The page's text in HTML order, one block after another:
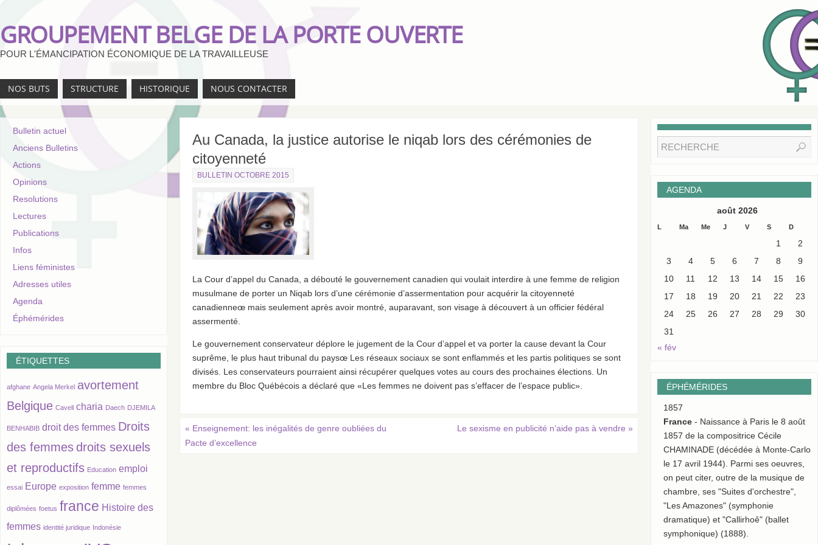
GROUPEMENT BELGE DE LA PORTE OUVERTE
POUR L'ÉMANCIPATION ÉCONOMIQUE DE LA TRAVAILLEUSE
NOS BUTS STRUCTURE HISTORIQUE NOUS CONTACTER
Au Canada, la justice autorise le niqab lors des cérémonies de
citoyenneté
BULLETIN OCTOBRE 2015
La Cour d’appel du Canada, a débouté le gouvernement canadien qui voulait interdire à une femme de religion
musulmane de porter un Niqab lors d’une cérémonie d’assermentation pour acquérir la citoyenneté
canadienneœ mais seulement après avoir montré, auparavant, son visage à découvert à un officier fédéral
assermenté.
Le gouvernement conservateur déplore le jugement de la Cour d’appel et va porter la cause devant la Cour
suprême, le plus haut tribunal du paysœ Les réseaux sociaux se sont enflammés et les partis politiques se sont
divisés. Les conservateurs pourraient ainsi récupérer quelques votes au cours des prochaines élections. Un
membre du Bloc Québécois a déclaré que «Les femmes ne doivent pas s’effacer de l’espace public».
« Enseignement: les inégalités de genre oubliées du
Pacte d’excellence
Le sexisme en publicité n’aide pas à vendre»
Bulletin actuel
Anciens Bulletins
Actions
Opinions
Resolutions
Lectures
Publications
Infos
Liens féministes
Adresses utiles
Agenda
Éphémérides
ÉTIQUETTES
afghane Angela Merkel avortement
Belgique Cavell charia Daech DJEMILA
BENHABIB droit des femmes Droits
des femmes droits sexuels
et reproductifs Education emploi
essai Europe exposition femme femmes
diplômées foetus france Histoire des
femmes identité juridique Indonésie
AGENDA
août 2026
L Ma Me J V S D
« fév
1
2
3
4 5 6 7 8
9
10
11 12 13 14 15
16
17
18 19 20 21 22
23
24
25 26 27 28 29
30
31
ÉPHÉMÉRIDES
1857
France - Naissance à Paris le 8 août
1857 de la compositrice Cécile
CHAMINADE (décédée à Monte-Carlo
le 17 avril 1944). Parmi ses oeuvres,
on peut citer, outre de la musique de
chambre, ses "Suites d'orchestre",
"Les Amazones" (symphonie
dramatique) et "Callirhoê" (ballet
symphonique) (1888).